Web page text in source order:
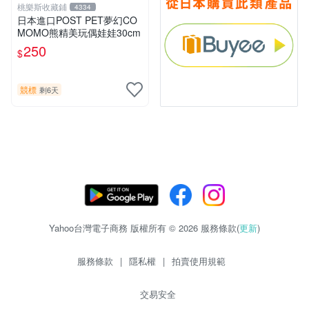
桃樂斯收藏鋪 4334
日本進口POST PET夢幻CO
MOMO熊精美玩偶娃娃30cm
$250
競標 剩6天
Yahoo台灣電子商務 版權所有 © 2026 服務條款(更新)
服務條款 | 隱私權 | 拍賣使用規範
交易安全